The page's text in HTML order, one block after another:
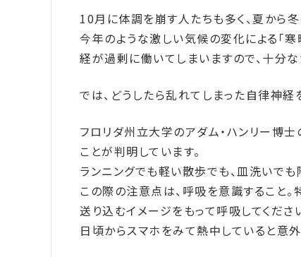
10月に体調を崩す人たちも多く、夏から
今年のような激しい気候の変化による「
経が過剰に働いてしまいますので、十分な
では、どうしたら乱れてしまった自律神経
フロリダ州立大学のアダム・ハンリー博
ことが判明しています。
ランニングでも軽い散歩でも、皿洗いで
この際の注意点は、呼吸を意識すること
送り込むイメージをもって呼吸してくださ
日頃からスマホをみて熱中していると意